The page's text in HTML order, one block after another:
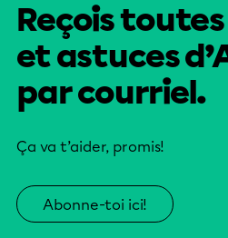
Reçois
et astuces
par courriel.
Ça va t’aider, promis!
Abonne-toi ici!